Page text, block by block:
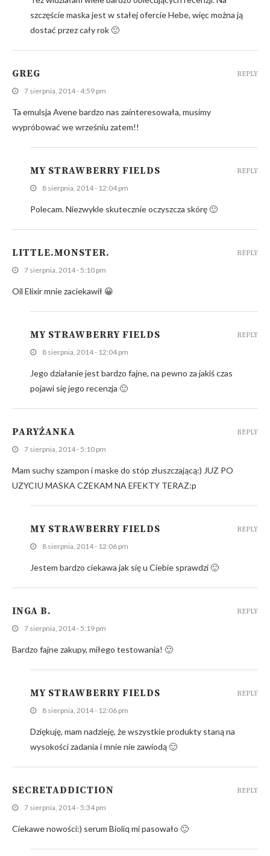
szczęście maska jest w stałej ofercie Hebe, więc można ją
dostać przez cały rok 🙂
GREG
7 sierpnia, 2014 - 4:59 pm
Ta emulsja Avene bardzo nas zainteresowała, musimy
wypróbować we wrześniu zatem!!
REPLY
MY STRAWBERRY FIELDS
8 sierpnia, 2014 - 12:04 pm
Polecam. Niezwykle skutecznie oczyszcza skórę 🙂
REPLY
LITTLE.MONSTER.
7 sierpnia, 2014 - 5:10 pm
Oil Elixir mnie zaciekawił 😀
REPLY
MY STRAWBERRY FIELDS
8 sierpnia, 2014 - 12:04 pm
Jego działanie jest bardzo fajne, na pewno za jakiś czas
pojawi się jego recenzja 🙂
REPLY
PARYŻANKA
7 sierpnia, 2014 - 5:10 pm
Mam suchy szampon i maske do stóp złuszczającą:) JUZ PO
UZYCIU MASKA CZEKAM NA EFEKTY TERAZ:p
REPLY
MY STRAWBERRY FIELDS
8 sierpnia, 2014 - 12:06 pm
Jestem bardzo ciekawa jak się u Ciebie sprawdzi 🙂
REPLY
INGA B.
7 sierpnia, 2014 - 5:19 pm
Bardzo fajne zakupy, miłego testowania! 🙂
REPLY
MY STRAWBERRY FIELDS
8 sierpnia, 2014 - 12:06 pm
Dziękuję, mam nadzieję, że wszystkie produkty staną na
wysokości zadania i mnie nie zawiodą 🙂
REPLY
SECRETADDICTION
7 sierpnia, 2014 - 5:34 pm
Ciekawe nowości:) serum Bioliq mi pasowało 🙂
REPLY